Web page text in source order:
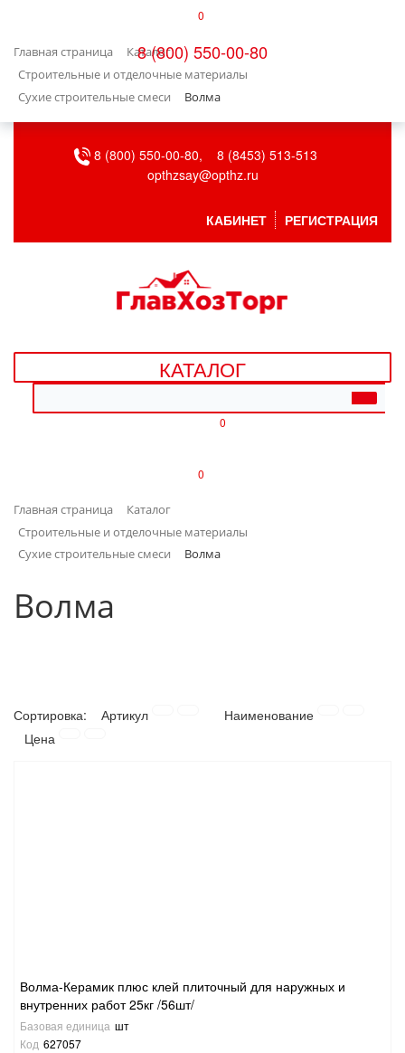
0
8 (800) 550-00-80
Главная страница
Каталог
Строительные и отделочные материалы
Сухие строительные смеси
Волма
БЫТОВАЯ ТЕХНИКА
ВЕНТИЛЯЦИЯ
ДАЧА, САД И ОГОРОД
ДЕТСКИЕ ТОВАРЫ
ИНТЕРЬЕР
КАНЦТОВАРЫ
КЛИМАТИЧЕСКАЯ ТЕХНИКА
НАСОСНОЕ ОБОРУДОВАНИЕ
СТРЕМЯНКИ,ЛЕСТНИЦЫ
8 (800) 550-00-80,
8 (8453) 513-513
opthzsay@opthz.ru
КАБИНЕТ РЕГИСТРАЦИЯ
КАТАЛОГ
0
0
Главная страница
Каталог
Строительные и отделочные материалы
Сухие строительные смеси
Волма
Волма
Сортировка: Артикул
Наименование
Цена
Волма-Керамик плюс клей плиточный для наружных и
внутренних работ 25кг /56шт/
Базовая единица шт
Код 627057